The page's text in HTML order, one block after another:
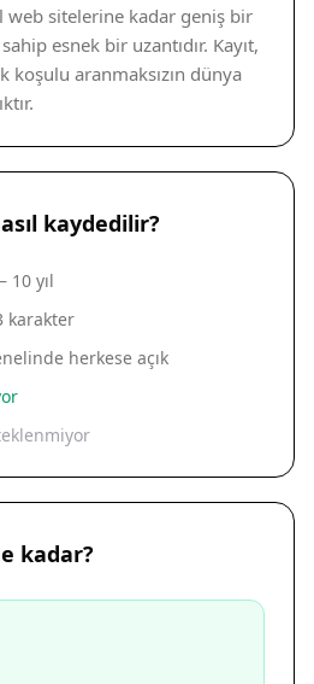
sitelerine kadar geniş bir
esnek bir uzantıdır. Kayıt,
aranmaksızın dünya
kaydedilir?
10 yıl
karakter
herkese açık
kadar?